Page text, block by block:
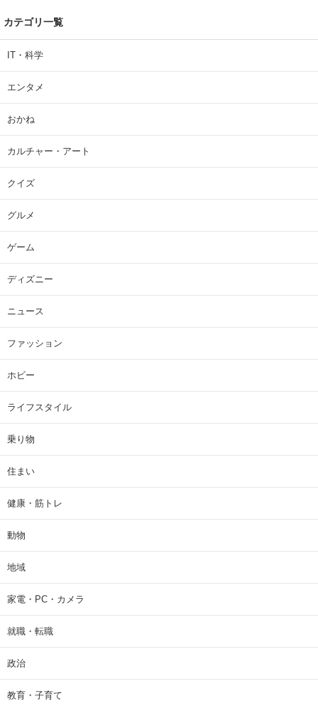
カテゴリ一覧
IT・科学
エンタメ
おかね
カルチャー・アート
クイズ
グルメ
ゲーム
ディズニー
ニュース
ファッション
ホビー
ライフスタイル
乗り物
住まい
健康・筋トレ
動物
地域
家電・PC・カメラ
就職・転職
政治
教育・子育て